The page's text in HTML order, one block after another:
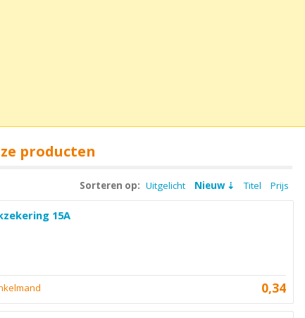
producten
Sorteren op: Uitgelicht Nieuw Titel Prijs
15A
0,34